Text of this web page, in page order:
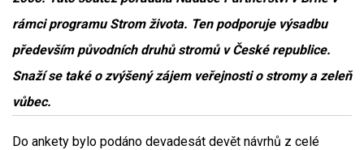
rámci programu Strom života. Ten podporuje výsadbu
především původních druhů stromů v České republice.
Snaží se také o zvýšený zájem veřejnosti o stromy a zeleň
vůbec.
Do ankety bylo podáno devadesát devět návrhů z celé